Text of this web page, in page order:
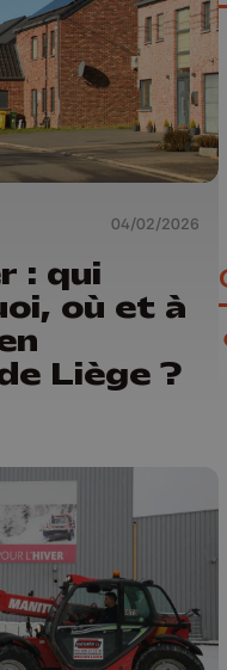
04/02/2026
: qui
où et à
Liège ?